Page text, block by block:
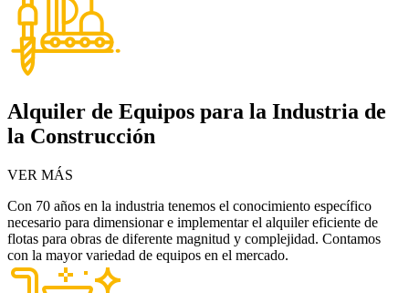
Alquiler de Equipos para la Industria de
la Construcción
VER MÁS
Con 70 años en la industria tenemos el conocimiento específico
necesario para dimensionar e implementar el alquiler eficiente de
flotas para obras de diferente magnitud y complejidad. Contamos
con la mayor variedad de equipos en el mercado.